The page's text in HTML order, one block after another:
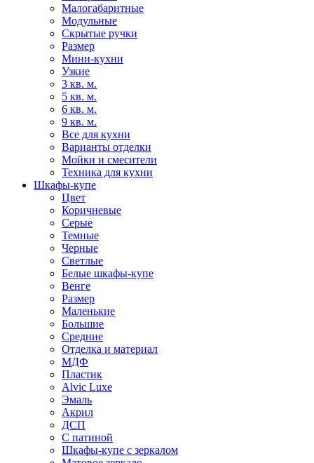
Малогабаритные
Модульные
Скрытые ручки
Размер
Мини-кухни
Узкие
3 кв. м.
5 кв. м.
6 кв. м.
9 кв. м.
Все для кухни
Варианты отделки
Мойки и смесители
Техника для кухни
Шкафы-купе
Цвет
Коричневые
Серые
Темные
Черные
Светлые
Белые шкафы-купе
Венге
Размер
Маленькие
Большие
Средние
Отделка и материал
МДФ
Пластик
Alvic Luxe
Эмаль
Акрил
ДСП
С патиной
Шкафы-купе с зеркалом